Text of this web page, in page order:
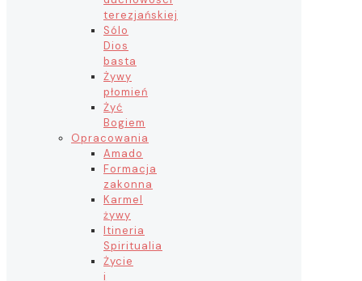
terezjańskiej
Sólo
Dios
basta
Żywy
płomień
Żyć
Bogiem
Opracowania
Amado
Formacja
zakonna
Karmel
żywy
Itineria
Spiritualia
Życie
i